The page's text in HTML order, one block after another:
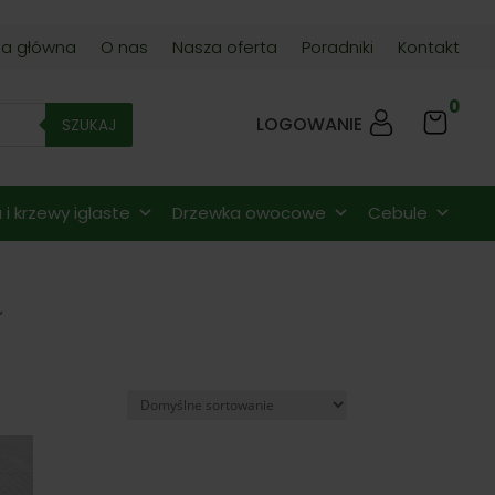
główna O nas Nasza oferta Poradniki Kontakt
SZUKAJ LOGOWANIE
0
i krzewy iglaste Drzewka owocowe Cebule